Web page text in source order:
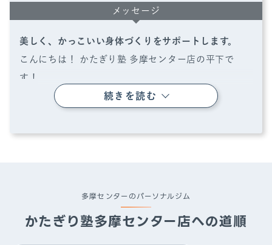
メッセージ
美しく、かっこいい身体づくりをサポートします。
こんにちは！ かたぎり塾 多摩センター店の平下で
す！
私は元々細身で、自分の体に自信が持てず、自己流の
そんな中、自衛隊に入隊し、筋トレを始めたことが転
と実感し、トレーナー資格を取得。現在は、
未経験の方でも安心して取り組めるよう、丁寧で分か
続きを読む
多摩センターのパーソナルジム
かたぎり塾多摩センター店への道順